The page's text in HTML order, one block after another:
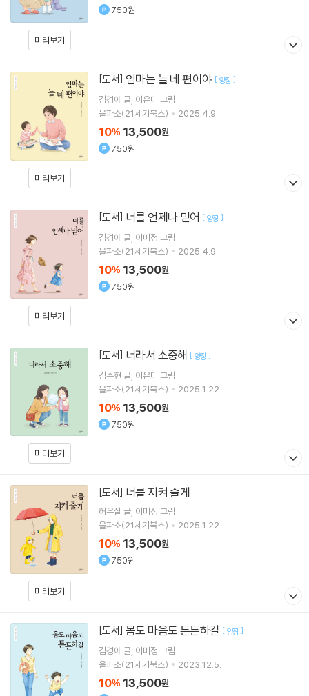
미리보기
750원
미리보기
[도서] 엄마는 늘 네 편이야 [ 양장]
김경애글 이은미 그림
을파소(21세기북스)
2025.4.9.
10% 13,500원
750원
미리보기
[도서] 너를 언제나 믿어 [ 양장]
김경애글 이미정 그림
을파소(21세기북스)
2025.4.9.
10% 13,500원
750원
미리보기
[도서] 너라서 소중해 [ 양장]
김주현 글 이은미 그림
을파소(21세기북스)
2025.1.22.
10% 13,500원
750원
미리보기
[도서] 너를 지켜 줄게
허은실 글 이미정 그림
을파소(21세기북스)
2025.1.22.
10% 13,500원
750원
[도서] 몸도 마음도 튼튼하길 [ 양장]
김경애글 이미정 그림
을파소(21세기북스)
2023.12.5.
10% 13,500원